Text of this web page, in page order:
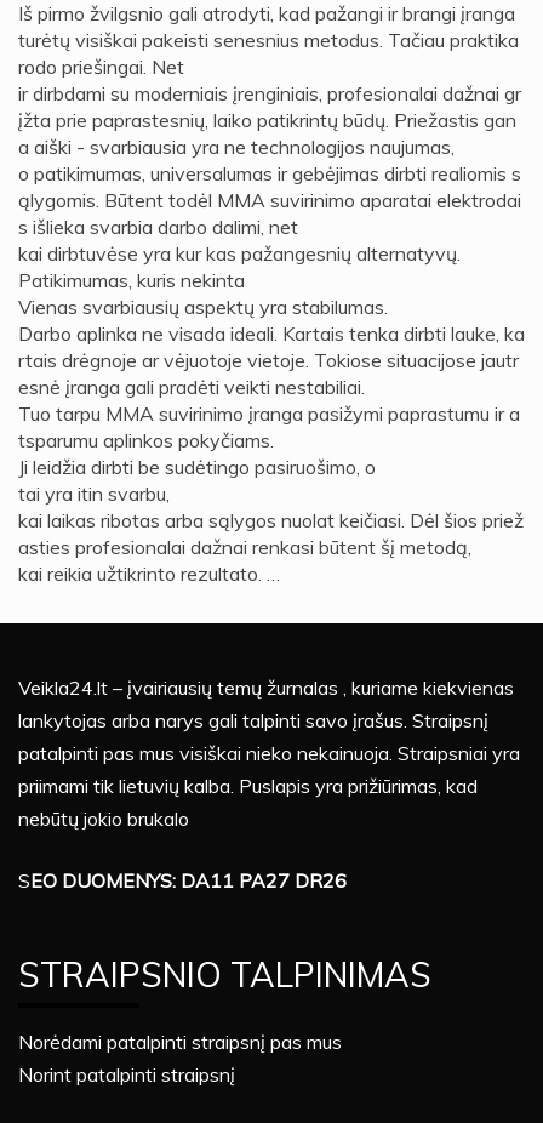
Iš pirmo žvilgsnio gali atrodyti, kad pažangi ir brangi įranga
turėtų visiškai pakeisti senesnius metodus. Tačiau praktika
rodo priešingai. Net
ir dirbdami su moderniais įrenginiais, profesionalai dažnai gr
įžta prie paprastesnių, laiko patikrintų būdų. Priežastis gan
a aiški - svarbiausia yra ne technologijos naujumas,
o patikimumas, universalumas ir gebėjimas dirbti realiomis s
ąlygomis. Būtent todėl MMA suvirinimo aparatai elektrodai
s išlieka svarbia darbo dalimi, net
kai dirbtuvėse yra kur kas pažangesnių alternatyvų.
Patikimumas, kuris nekinta
Vienas svarbiausių aspektų yra stabilumas.
Darbo aplinka ne visada ideali. Kartais tenka dirbti lauke, ka
rtais drėgnoje ar vėjuotoje vietoje. Tokiose situacijose jautr
esnė įranga gali pradėti veikti nestabiliai.
Tuo tarpu MMA suvirinimo įranga pasižymi paprastumu ir a
tsparumu aplinkos pokyčiams.
Ji leidžia dirbti be sudėtingo pasiruošimo, o
tai yra itin svarbu,
kai laikas ribotas arba sąlygos nuolat keičiasi. Dėl šios priež
asties profesionalai dažnai renkasi būtent šį metodą,
kai reikia užtikrinto rezultato. …
Veikla24.lt – įvairiausių temų žurnalas , kuriame kiekvienas
lankytojas arba narys gali talpinti savo įrašus. Straipsnį
patalpinti pas mus visiškai nieko nekainuoja. Straipsniai yra
priimami tik lietuvių kalba. Puslapis yra prižiūrimas, kad
nebūtų jokio brukalo
SEO DUOMENYS: DA11 PA27 DR26
STRAIPSNIO TALPINIMAS
Norėdami patalpinti straipsnį pas mus
Norint patalpinti straipsnį